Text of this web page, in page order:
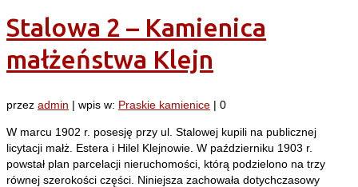
Stalowa 2 – Kamienica
małżeństwa Klejn
przez admin | wpis w: Praskie kamienice | 0
W marcu 1902 r. posesję przy ul. Stalowej kupili na publicznej
licytacji małż. Estera i Hilel Klejnowie. W październiku 1903 r.
powstał plan parcelacji nieruchomości, którą podzielono na trzy
równej szerokości części. Niniejsza zachowała dotychczasowy